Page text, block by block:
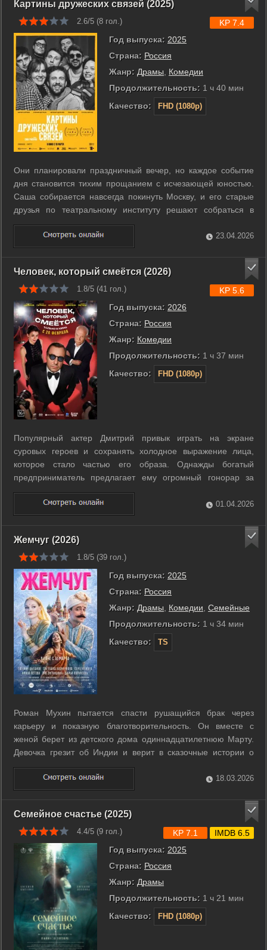
Картины дружеских связей (2025)
2.6/5 (8 гол.)
Год выпуска: 2025
Страна: Россия
Жанр: Драмы
Комедии
Продолжительность: 1 ч 40 мин
Качество:
FHD (1080p)
KP 7.4
Они планировали праздничный вечер, но каждое событие
дня становится тихим прощанием с исчезающей юностью.
Саша собирается навсегда покинуть Москву, и его старые
друзья по театральному институту решают собраться в
крошечной квартире ради финальной встречи. Пока
виновник торжества крепко спит, остальные пытаются
справиться с навалившейся ...
23.04.2026
Человек, который смеётся (2026)
1.8/5 (41 гол.)
Год выпуска: 2026
Страна: Россия
Жанр: Комедии
Продолжительность: 1 ч 37 мин
Качество:
FHD (1080p)
KP 5.6
Популярный актер Дмитрий привык играть на экране
суровых героев и сохранять холодное выражение лица,
которое стало частью его образа. Однажды богатый
предприниматель предлагает ему огромный гонорар за
главную роль в криминальной драме о девяностых годах. Во
время съемок происходит несчастный случай, после
которого операция оставляет странный ...
01.04.2026
Жемчуг (2026)
1.8/5 (39 гол.)
Год выпуска: 2025
Страна: Россия
Жанр: Драмы Комедии Семейные
Продолжительность: 1 ч 34 мин
Качество:
TS
Роман Мухин пытается спасти рушащийся брак через
карьеру и показную благотворительность. Он вместе с
женой берет из детского дома одиннадцатилетнюю Марту.
Девочка грезит об Индии и верит в сказочные истории о
своем происхождении. В московском особняке вместо
ожидаемого уюта воцаряется хаос. Пара надеется вернуть
близость в семейном путешествии к ...
18.03.2026
Семейное счастье (2025)
4.4/5 (9 гол.)
Год выпуска: 2025
Страна: Россия
Жанр: Драмы
Продолжительность: 1 ч 21 мин
Качество:
FHD (1080p)
KP 7.1 IMDB 6.5